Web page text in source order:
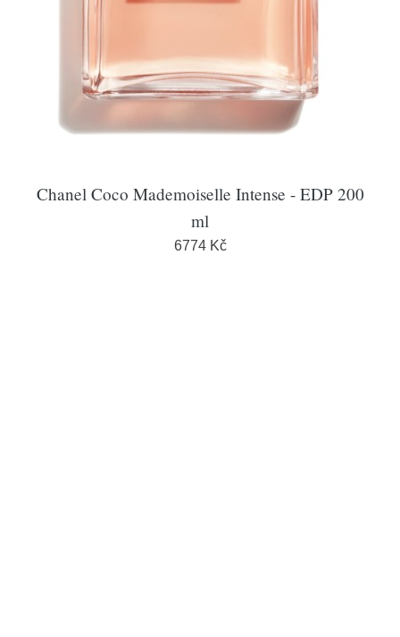
Chanel Coco Mademoiselle Intense - EDP 200
ml
6774 Kč